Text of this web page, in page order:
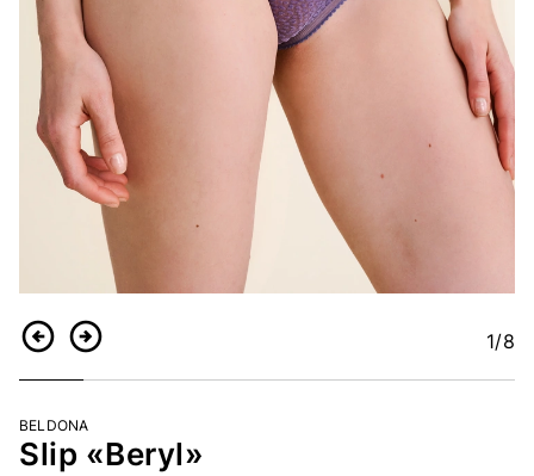
IndietroContinua 1/8
BELDONA
Slip «Beryl»